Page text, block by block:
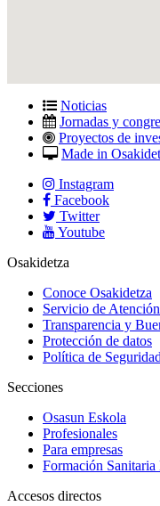
Noticias
Jornadas y
Proyectos de
Made in
Instagram
Facebook
Twitter
Youtube
Osakidetza
Conoce Osakidetza
Servicio de
Transparencia y
Protección de datos
Política de
Secciones
Osasun Eskola
Profesionales
Para empresas
Formación Sanitaria
Accesos directos